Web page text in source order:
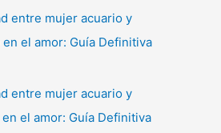
entre mujer acuario y
el amor: Guía Definitiva
entre mujer acuario y
el amor: Guía Definitiva